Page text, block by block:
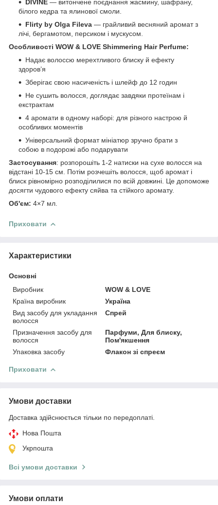
DIVINE — витончене поєднання жасмину, шафрану,
білого кедра та ялинової смоли.
Flirty by Olga Fileva — грайливий весняний аромат з
лічі, бергамотом, персиком і мускусом.
Особливості WOW & LOVE Shimmering Hair Perfume:
Надає волоссю мерехтливого блиску й ефекту
здоров’я
Зберігає свою насиченість і шлейф до 12 годин
Не сушить волосся, доглядає завдяки протеїнам і
екстрактам
4 аромати в одному наборі: для різного настрою й
особливих моментів
Універсальний формат мініатюр зручно брати з
собою в подорожі або подарувати
Застосування: розпорошіть 1-2 натиски на сухе волосся на
відстані 10-15 см. Потім розчешіть волосся, щоб аромат і
блиск рівномірно розподілилися по всій довжині. Це допоможе
досягти чудового ефекту сяйва та стійкого аромату.
Об'єм: 4×7 мл.
Приховати
Характеристики
Основні
Виробник
WOW & LOVE
Країна виробник
Україна
Вид засобу для укладання
волосся
Спрей
Призначення засобу для
волосся
Парфуми, Для блиску,
Пом'якшення
Упаковка засобу
Флакон зі спреєм
Приховати
Умови доставки
Доставка здійснюється тільки по передоплаті.
Нова Пошта
Укрпошта
Всі умови доставки
Умови оплати